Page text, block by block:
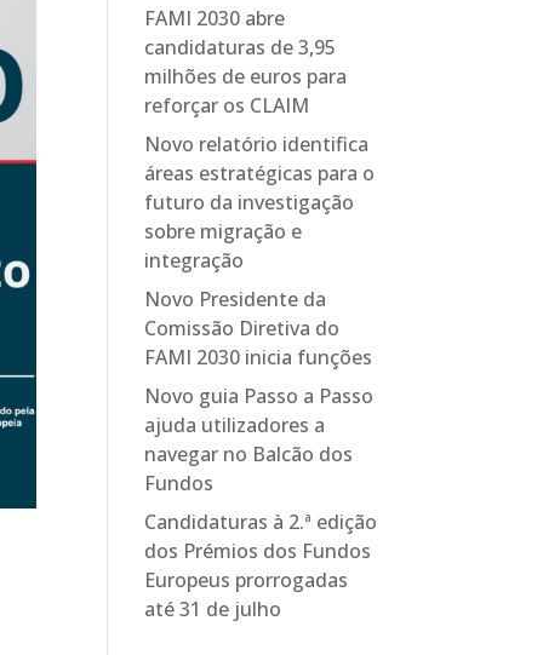
FAMI 2030 abre
candidaturas de 3,95
milhões de euros para
reforçar os CLAIM
Novo relatório identifica
áreas estratégicas para o
futuro da investigação
sobre migração e
integração
Novo Presidente da
Comissão Diretiva do
FAMI 2030 inicia funções
Novo guia Passo a Passo
ajuda utilizadores a
navegar no Balcão dos
Fundos
Candidaturas à 2.ª edição
dos Prémios dos Fundos
Europeus prorrogadas
até 31 de julho